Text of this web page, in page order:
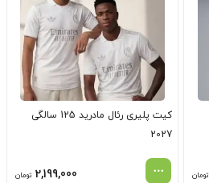
تومان
کیت پلیری رئال مادرید 125 سالگی
2027
2,199,000 تومان